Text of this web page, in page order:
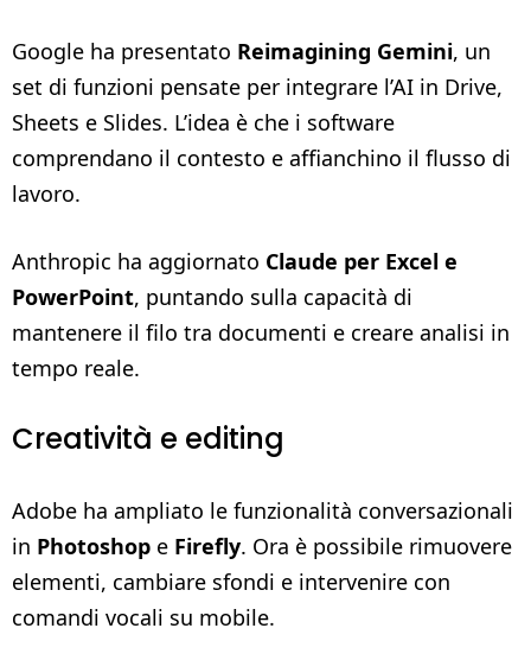
Google ha presentato Reimagining Gemini, un
set di funzioni pensate per integrare l’AI in Drive,
Sheets e Slides. L’idea è che i software
comprendano il contesto e affianchino il flusso di
lavoro.
Anthropic ha aggiornato Claude per Excel e
PowerPoint, puntando sulla capacità di
mantenere il filo tra documenti e creare analisi in
tempo reale.
Creatività e editing
Adobe ha ampliato le funzionalità conversazionali
in Photoshop e Firefly. Ora è possibile rimuovere
elementi, cambiare sfondi e intervenire con
comandi vocali su mobile.